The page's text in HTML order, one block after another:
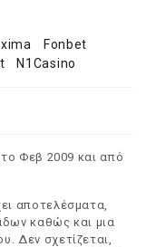
Fonbet
N1Casino
Φεβ 2009 και από
αποτελέσματα,
καθώς και μια
Δεν σχετίζεται,